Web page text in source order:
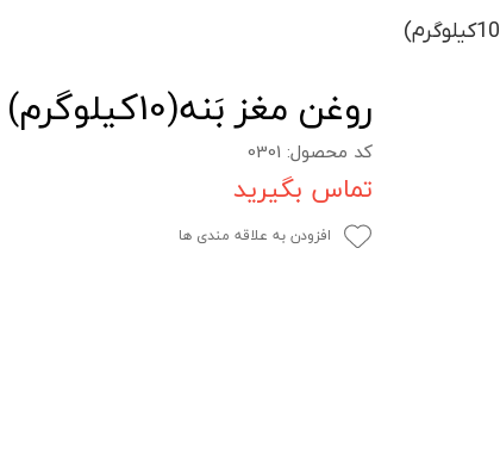
روغن مغز بَنه(10کیلوگرم)
کد محصول: 0301
تماس بگیرید
افزودن به علاقه مندی ها